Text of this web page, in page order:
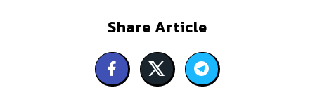
Share Article